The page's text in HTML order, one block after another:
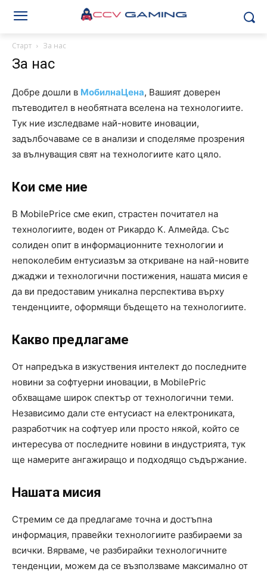
Старт За нас
За нас
Добре дошли в МобилнаЦена, Вашият доверен
пътеводител в необятната вселена на технологиите.
Тук ние изследваме най-новите иновации,
задълбочаваме се в анализи и споделяме прозрения
за вълнуващия свят на технологиите като цяло.
Кои сме ние
В MobilePrice сме екип, страстен почитател на
технологиите, воден от Рикардо К. Алмейда. Със
солиден опит в информационните технологии и
непоколебим ентусиазъм за откриване на най-новите
джаджи и технологични постижения, нашата мисия е
да ви предоставим уникална перспектива върху
тенденциите, оформящи бъдещето на технологиите.
Какво предлагаме
От напредъка в изкуствения интелект до последните
новини за софтуерни иновации, в MobilePric
обхващаме широк спектър от технологични теми.
Независимо дали сте ентусиаст на електрониката,
разработчик на софтуер или просто някой, който се
интересува от последните новини в индустрията, тук
ще намерите ангажиращо и подходящо съдържание.
Нашата мисия
Стремим се да предлагаме точна и достъпна
информация, правейки технологиите разбираеми за
всички. Вярваме, че разбирайки технологичните
тенденции, можем да се възползваме максимално от